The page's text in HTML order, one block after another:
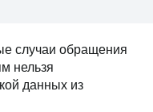
случаи обращения
нельзя
данных из